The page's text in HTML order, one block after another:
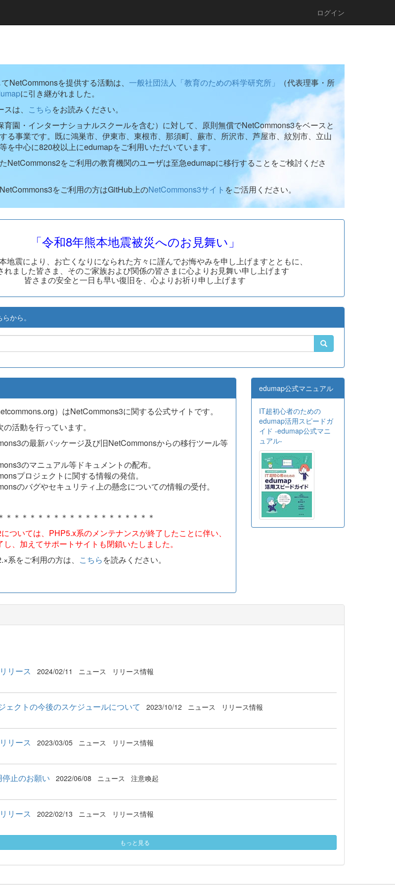
ログイン
NetCommonsを提供する活動は、 一般社団法人「教育のための科学研究所」
（代表理事・所
に引き継がれました。
は、 こちらをお読みください。
園・インターナショナルスクールを含む）に対して、原則無償でNetCommons3をベースと
る事業です。既に鴻巣市、伊東市、東根市、那須町、蕨市、所沢市、芦屋市、紋別市、立山
を中心に820校以上にedumapをご利用いただいています。
NetCommons2をご利用の教育機関のユーザは至急edumapに移行することをご検討くださ
をご利用の方はGitHub上のNetCommons3サイト をご活用ください。
「令和8年熊本地震被災へのお見舞い」
地震により、お亡くなりになられた方々に謹んでお悔やみを申し上げますとともに、
れました皆さま、そのご家族および関係の皆さまに心よりお見舞い申し上げます
皆さまの安全と一日も早い復旧を、心よりお祈り申し上げます
から。
）はNetCommons3に関する公式サイトです。
活動を行っています。
の最新パッケージ及び旧NetCommonsからの移行ツール等
のマニュアル等ドキュメントの配布。
プロジェクトに関する情報の発信。
のバグやセキュリティ上の懸念についての情報の受付。
＊＊＊＊＊＊＊＊＊＊＊＊＊＊＊＊＊＊＊
ついては、PHP5.x系のメンテナンスが終了したことに伴い、
、加えてサポートサイトも閉鎖いたしました。
系をご利用の方は、
こちらを読みください。
edumap公式マニュアル
IT超初心者のための
edumap活用スピードガ
イド -edumap公式マニ
ュアル-
リース 2024/02/11 ニュース リリース情報
ェクトの今後のスケジュールについて 2023/10/12 ニュース リリース情報
リース 2023/03/05 ニュース リリース情報
止のお願い 2022/06/08 ニュース 注意喚起
リース 2022/02/13 ニュース リリース情報
もっと見る